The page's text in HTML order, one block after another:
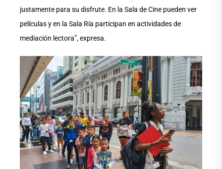
justamente para su disfrute. En la Sala de Cine pueden ver
películas y en la Sala Ría participan en actividades de
mediación lectora”, expresa.